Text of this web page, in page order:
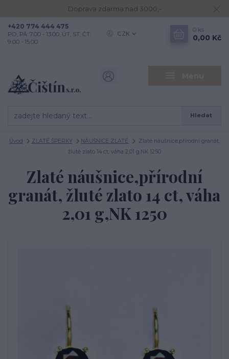
Doprava zdarma nad 3000,-
Menu
CZK
Hledat
+420 774 444 475
PO, PÁ: 7.00 - 13.00, ÚT, ST, ČT:
9.00 - 15.00
0 ks
0,00 Kč
Úvod ZLATÉ ŠPERKY NÁUŠNICE ZLATÉ
Zlaté náušnice,přírodní granát,
žluté zlato 14 ct, váha 2,01 g,NK 1250
Zlaté náušnice,přírodní
granát, žluté zlato 14 ct, váha
2,01 g,NK 1250